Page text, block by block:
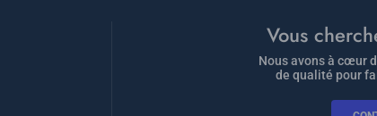
Vous
Nous avons à cœur
de qualité pour